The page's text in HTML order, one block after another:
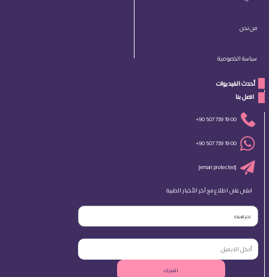
من نحن
سياسة الخصوصية
أحدث الفيديوات
اتصل بنا
+90 507 739 19 00
+90 507 739 19 00
[email protected]
ابقى على اطلاع مع آخر الأخبار الطبية
اختر العيادة
اشترك